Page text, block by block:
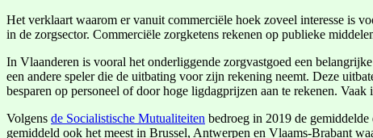
Het verklaart waarom er vanuit commerciële hoek zoveel interesse is
in de zorgsector. Commerciële zorgketens rekenen op publieke
In Vlaanderen is vooral het onderliggende zorgvastgoed een
een andere speler die de uitbating voor zijn rekening neemt. Deze
besparen op personeel of door hoge ligdagprijzen aan te rekenen. Vaak
Volgens de Socialistische Mutualiteiten bedroeg in 2019 de
gemiddeld ook het meest in Brussel, Antwerpen en Vlaams-Brabant